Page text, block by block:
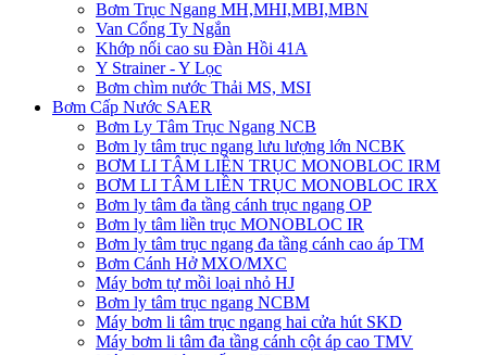
Bơm Trục Ngang MH,MHI,MBI,MBN
Van Cổng Ty Ngắn
Khớp nối cao su Đàn Hồi 41A
Y Strainer - Y Lọc
Bơm chìm nước Thải MS, MSI
Bơm Cấp Nước SAER
Bơm Ly Tâm Trục Ngang NCB
Bơm ly tâm trục ngang lưu lượng lớn NCBK
BƠM LI TÂM LIỀN TRỤC MONOBLOC IRM
BƠM LI TÂM LIỀN TRỤC MONOBLOC IRX
Bơm ly tâm đa tầng cánh trục ngang OP
Bơm ly tâm liền trục MONOBLOC IR
Bơm ly tâm trục ngang đa tầng cánh cao áp TM
Bơm Cánh Hở MXO/MXC
Máy bơm tự mồi loại nhỏ HJ
Bơm ly tâm trục ngang NCBM
Máy bơm li tâm trục ngang hai cửa hút SKD
​Máy bơm li tâm đa tầng cánh cột áp cao TMV